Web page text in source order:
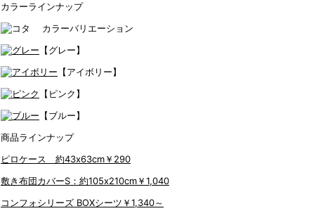
カラーラインナップ
【グレー】
【アイボリー】
【ピンク】
【ブルー】
商品ラインナップ
ピロケース 約43x63cm￥290
敷き布団カバーS：約105x210cm￥1,040
コンフォシリーズ BOXシーツ ￥1,340～